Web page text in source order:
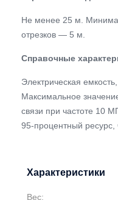
Не менее 25 м.
отрезков — 5 м.
Справочные
Электрическая
Максимальное
связи при частоте 10
95-процентный ресурс,
Характеристики
Вес: